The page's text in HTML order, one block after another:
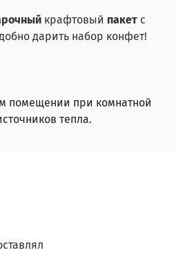
крафтовый пакет с
дарить набор конфет!
помещении при комнатной
тепла.